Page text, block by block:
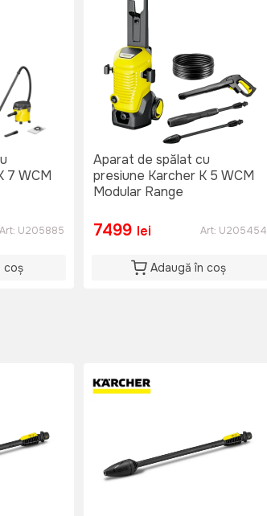
7 WCM
Art: U205885
coș
Aparat de spălat cu
presiune Karcher K 5 WCM
Modular Range
7499 lei Art: U205454
Adaugă în coș